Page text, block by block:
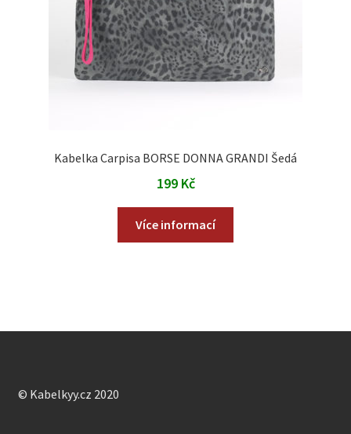
Kabelka Carpisa BORSE DONNA GRANDI Šedá
199 Kč
Více informací
© Kabelkyy.cz 2020